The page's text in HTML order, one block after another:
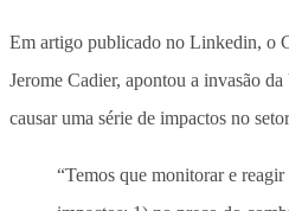
Em artigo publicado no Linkedin, o
Jerome Cadier, apontou a invasão
causar uma série de impactos no
“Temos que monitorar e reagir